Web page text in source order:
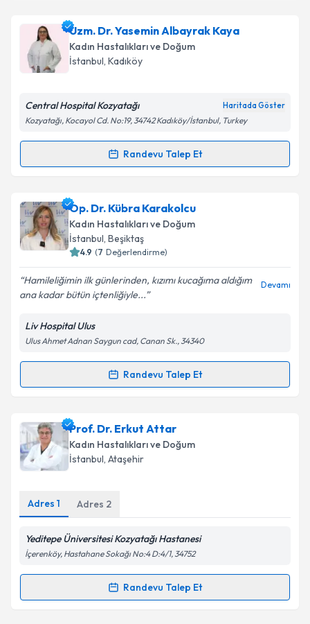
Takvim Talebini Gönder
Op. Dr. Adnan Şimşekiçin randevu takvimi talebi
oluşturun. Size bu uzmandan randevu almanız için bir
takvim hazırlandığında e-posta ile bilgilendireceğiz.
Kişisel verilerimin işlenmesine ilişkin
Takvim Talebini Gönder
Uzm. Dr. Yasemin Albayrak Kaya
Kadın Hastalıkları ve Doğum
İstanbul, Kadıköy
Central Hospital Kozyatağı
Kozyatağı, Kocayol Cd. No:19, 34742 Kadıköy/İstanbul, Turkey
Randevu Talep Et
Randevu Takvimi Talebi
Uzm. Dr. Yasemin Albayrak Kaya
takvimi talebi oluşturun. Size bu uzmandan randevu
almanız için bir takvim hazırlandığında e-posta ile
bilgilendireceğiz.
E-posta Adresiniz
Metni'ni okudum ve kişisel verilerimin belirtilen
kapsamda işlenmesini kabul ediyorum.
Takvim Talebini Gönder
Op. Dr. Kübra Karakolcu
Kadın Hastalıkları ve Doğum
İstanbul, Beşiktaş
( Değerlendirme)
Hamileliğimin ilk günlerinden, kızımı kucağıma aldığım
ana kadar bütün içtenliğiyle...
Liv Hospital Ulus
Ulus Ahmet Adnan Saygun cad, Canan Sk., 34340
Randevu Talep Et
Randevu Takvimi Talebi
Op. Dr. Kübra Karakolcuiçin randevu takvimi talebi
oluşturun. Size bu uzmandan randevu almanız için bir
takvim hazırlandığında e-posta ile bilgilendireceğiz.
Kişisel verilerimin işlenmesine ilişkin
Metni'ni okudum ve kişisel verilerimin belirtilen
kapsamda işlenmesini kabul ediyorum.
Prof. Dr. Erkut Attar
Kadın Hastalıkları ve Doğum
İstanbul, Ataşehir
Adres 1 Adres 2
Yeditepe Üniversitesi Kozyatağı Hastanesi
İçerenköy, Hastahane Sokağı No:4 D:4/1, 34752
Randevu Talep Et
Randevu Takvimi Talebi